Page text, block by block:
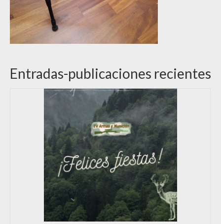
Entradas-publicaciones recientes